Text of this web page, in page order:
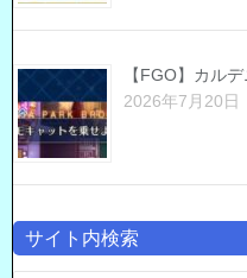
【FGO】カル
2026年7月20日
サイト内検索